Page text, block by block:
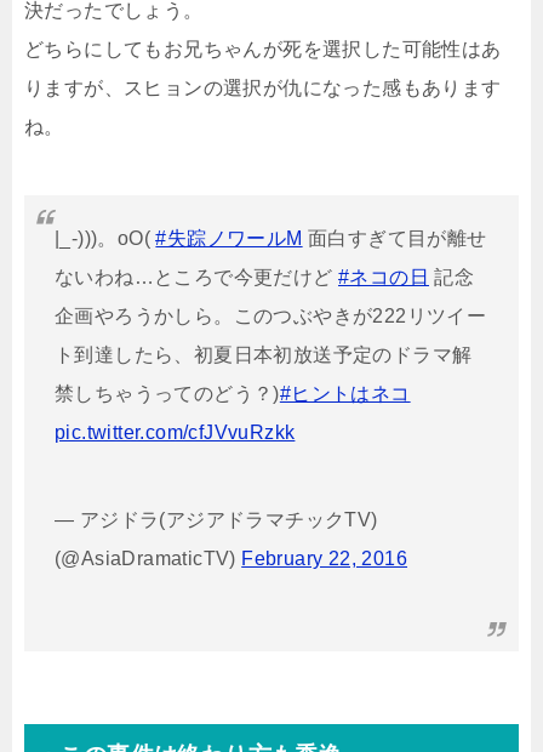
決だったでしょう。
どちらにしてもお兄ちゃんが死を選択した可能性はあ
りますが、スヒョンの選択が仇になった感もあります
ね。
|_-)))。oO(#失踪ノワールM 面白すぎて目が離せ
ないわね…ところで今更だけど #ネコの日 記念
企画やろうかしら。このつぶやきが222リツイー
ト到達したら、初夏日本初放送予定のドラマ解
禁しちゃうってのどう？)#ヒントはネコ
pic.twitter.com/cfJVvuRzkk
— アジドラ(アジアドラマチックTV)
(@AsiaDramaticTV) February 22, 2016